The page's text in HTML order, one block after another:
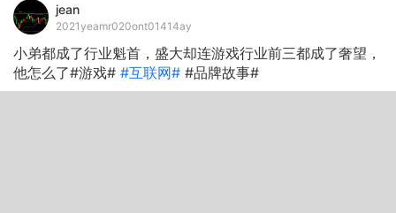
jean
2021yeamr020ont01414ay
小弟都成了行业魁首，盛大却连游戏行业前三都成了奢望，
他怎么了#游戏# #互联网# #品牌故事#